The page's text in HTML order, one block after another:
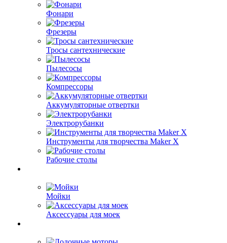
Фонари
Фрезеры
Тросы сантехнические
Пылесосы
Компрессоры
Аккумуляторные отвертки
Электрорубанки
Инструменты для творчества Maker X
Рабочие столы
Мойки
Аксессуары для моек